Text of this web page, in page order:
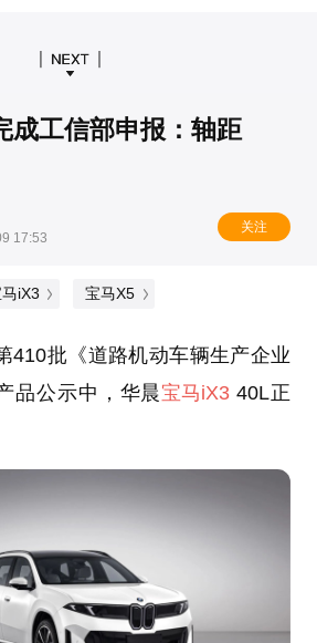
成工信部申报：轴距
17:53
关注
iX3 宝马X5
410批《道路机动车辆生产企业
品公示中，华晨宝马iX3 40L正